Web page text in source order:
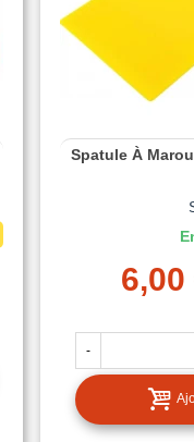
Spatule À
6,00
-